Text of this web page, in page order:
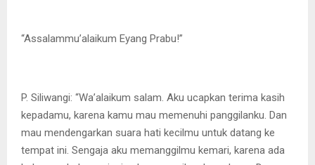
“Assalammu’alaikum Eyang Prabu!”
P. Siliwangi: “Wa’alaikum salam. Aku ucapkan terima kasih
kepadamu, karena kamu mau memenuhi panggilanku. Dan
mau mendengarkan suara hati kecilmu untuk datang ke
tempat ini. Sengaja aku memanggilmu kemari, karena ada